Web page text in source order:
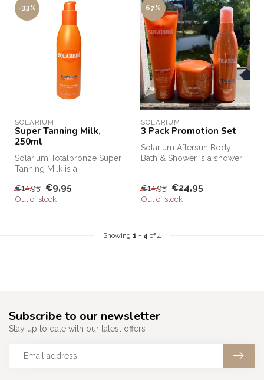
-33%
SOLARIUM
Super Tanning Milk,
250ml
Solarium Totalbronze Super
Tanning Milk is a
booster for...
€14,95 €9,95
Out of stock
67%
SOLARIUM
3 Pack Promotion Set
Solarium Aftersun Body
Bath & Shower is a shower
€14,95 €24,95
Out of stock
Showing 1 - 4 of 4
Subscribe to our newsletter
Stay up to date with our latest offers